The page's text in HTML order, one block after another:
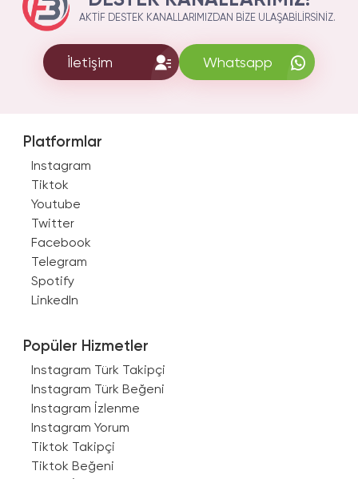
AKTIF DESTEK KANALLARIMIZDAN BIZE ULAŞABILIRSINIZ.
İletişim Whatsapp
Platformlar
Instagram
Tiktok
Youtube
Twitter
Facebook
Telegram
Spotify
LinkedIn
Popüler Hizmetler
Instagram Türk Takipçi
Instagram Türk Beğeni
Instagram İzlenme
Instagram Yorum
Tiktok Takipçi
Tiktok Beğeni